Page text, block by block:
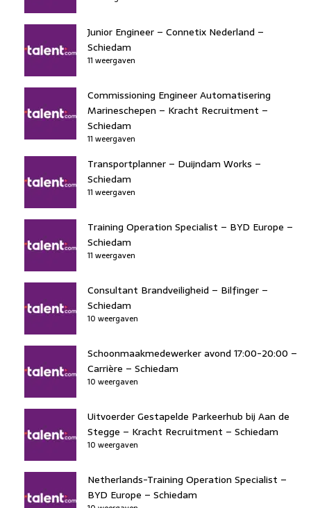
Junior Engineer – Connetix Nederland –
Schiedam
11 weergaven
Commissioning Engineer Automatisering
Marineschepen – Kracht Recruitment –
Schiedam
11 weergaven
Transportplanner – Duijndam Works –
Schiedam
11 weergaven
Training Operation Specialist – BYD Europe –
Schiedam
11 weergaven
Consultant Brandveiligheid – Bilfinger –
Schiedam
10 weergaven
Schoonmaakmedewerker avond 17:00-20:00 –
Carrière – Schiedam
10 weergaven
Uitvoerder Gestapelde Parkeerhub bij Aan de
Stegge – Kracht Recruitment – Schiedam
10 weergaven
Netherlands-Training Operation Specialist –
BYD Europe – Schiedam